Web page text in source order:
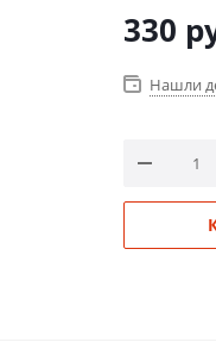
330
Нашли